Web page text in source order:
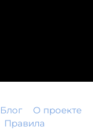
Блог
О проекте
Правила